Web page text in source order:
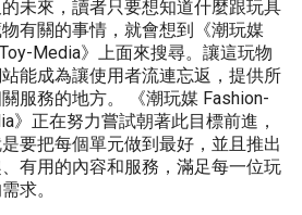
未來，讀者只要想知道什麼跟玩具
有關的事情，就會想到《潮玩媒
Media》上面來搜尋。讓這玩物
能成為讓使用者流連忘返，提供所
服務的地方。 《潮玩媒 Fashion-
》正在努力嘗試朝著此目標前進，
要把每個單元做到最好，並且推出
有用的內容和服務，滿足每一位玩
求。